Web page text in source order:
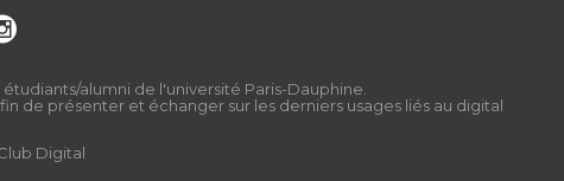
alumni de l'université Paris-Dauphine.
de présenter et échanger sur les derniers usages liés au digital
Digital